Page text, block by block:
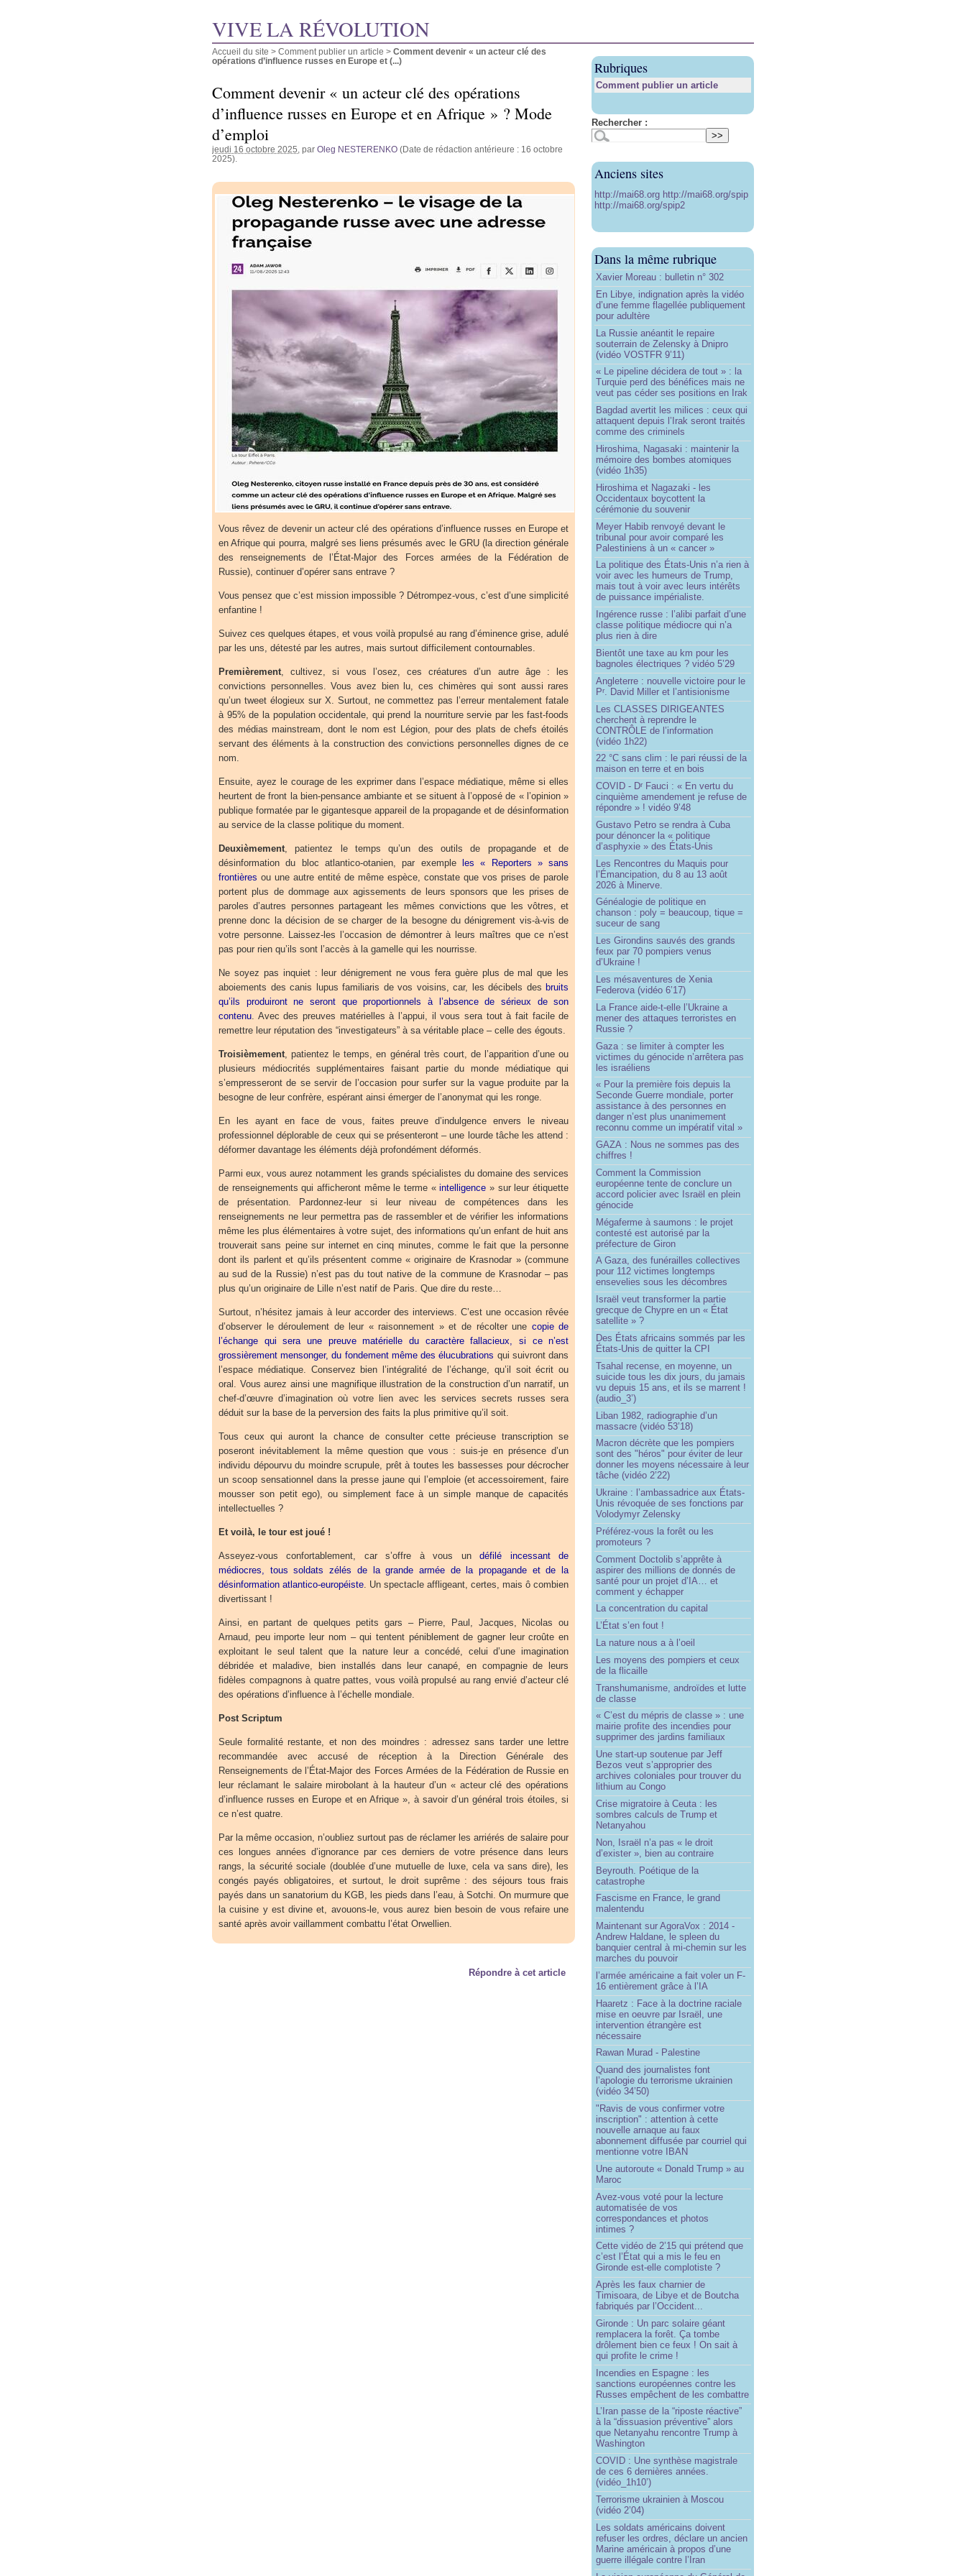
VIVE LA RÉVOLUTION
Accueil du site > Comment publier un article > Comment devenir « un acteur clé des
opérations d’influence russes en Europe et (...)
Comment devenir « un acteur clé des opérations
d’influence russes en Europe et en Afrique » ? Mode
d’emploi
jeudi 16 octobre 2025 , par Oleg NESTERENKO (Date de rédaction antérieure : 16 octobre
2025).
Vous rêvez de devenir un acteur clé des opérations d’influence russes en Europe et
en Afrique qui pourra, malgré ses liens présumés avec le GRU (la direction générale
des renseignements de l’État-Major des Forces armées de la Fédération de
Russie), continuer d’opérer sans entrave ?
Vous pensez que c’est mission impossible ? Détrompez-vous, c’est d’une simplicité
enfantine !
Suivez ces quelques étapes, et vous voilà propulsé au rang d’éminence grise, adulé
par les uns, détesté par les autres, mais surtout difficilement contournables.
Premièrement, cultivez, si vous l’osez, ces créatures d’un autre âge : les
convictions personnelles. Vous avez bien lu, ces chimères qui sont aussi rares
qu’un tweet élogieux sur X. Surtout, ne commettez pas l’erreur mentalement fatale
à 95% de la population occidentale, qui prend la nourriture servie par les fast-foods
des médias mainstream, dont le nom est Légion, pour des plats de chefs étoilés
servant des éléments à la construction des convictions personnelles dignes de ce
nom.
Ensuite, ayez le courage de les exprimer dans l’espace médiatique, même si elles
heurtent de front la bien-pensance ambiante et se situent à l’opposé de « l’opinion »
publique formatée par le gigantesque appareil de la propagande et de désinformation
au service de la classe politique du moment.
Deuxièmement, patientez le temps qu’un des outils de propagande et de
désinformation du bloc atlantico-otanien, par exemple
les « Reporters » sans
frontières ou une autre entité de même espèce, constate que vos prises de parole
portent plus de dommage aux agissements de leurs sponsors que les prises de
paroles d’autres personnes partageant les mêmes convictions que les vôtres, et
prenne donc la décision de se charger de la besogne du dénigrement vis-à-vis de
votre personne. Laissez-les l’occasion de démontrer à leurs maîtres que ce n’est
pas pour rien qu’ils sont l’accès à la gamelle qui les nourrisse.
Ne soyez pas inquiet : leur dénigrement ne vous fera guère plus de mal que les
aboiements des canis lupus familiaris de vos voisins, car, les décibels des bruits
qu’ils produiront ne seront que proportionnels à l’absence de sérieux de son
contenu. Avec des preuves matérielles à l’appui, il vous sera tout à fait facile de
remettre leur réputation des “investigateurs” à sa véritable place – celle des égouts.
Troisièmement, patientez le temps, en général très court, de l’apparition d’une ou
plusieurs médiocrités supplémentaires faisant partie du monde médiatique qui
s’empresseront de se servir de l’occasion pour surfer sur la vague produite par la
besogne de leur confrère, espérant ainsi émerger de l’anonymat qui les ronge.
En les ayant en face de vous, faites preuve d’indulgence envers le niveau
professionnel déplorable de ceux qui se présenteront – une lourde tâche les attend :
déformer davantage les éléments déjà profondément déformés.
Parmi eux, vous aurez notamment les grands spécialistes du domaine des services
de renseignements qui afficheront même le terme «intelligence » sur leur étiquette
de présentation. Pardonnez-leur si leur niveau de compétences dans les
renseignements ne leur permettra pas de rassembler et de vérifier les informations
même les plus élémentaires à votre sujet, des informations qu’un enfant de huit ans
trouverait sans peine sur internet en cinq minutes, comme le fait que la personne
dont ils parlent et qu’ils présentent comme « originaire de Krasnodar » (commune
au sud de la Russie) n’est pas du tout native de la commune de Krasnodar – pas
plus qu’un originaire de Lille n’est natif de Paris. Que dire du reste…
Surtout, n’hésitez jamais à leur accorder des interviews. C’est une occasion rêvée
d’observer le déroulement de leur « raisonnement » et de récolter une copie de
l’échange qui sera une preuve matérielle du caractère fallacieux, si ce n’est
grossièrement mensonger, du fondement même des élucubrations qui suivront dans
l’espace médiatique. Conservez bien l’intégralité de l’échange, qu’il soit écrit ou
oral. Vous aurez ainsi une magnifique illustration de la construction d’un narratif, un
chef-d’œuvre d’imagination où votre lien avec les services secrets russes sera
déduit sur la base de la perversion des faits la plus primitive qu’il soit.
Tous ceux qui auront la chance de consulter cette précieuse transcription se
poseront inévitablement la même question que vous : suis-je en présence d’un
individu dépourvu du moindre scrupule, prêt à toutes les bassesses pour décrocher
un scoop sensationnel dans la presse jaune qui l’emploie (et accessoirement, faire
mousser son petit ego), ou simplement face à un simple manque de capacités
intellectuelles ?
Et voilà, le tour est joué !
Asseyez-vous confortablement, car s’offre à vous undéfilé incessant de
médiocres, tous soldats zélés de la grande armée de la propagande et de la
désinformation atlantico-européiste. Un spectacle affligeant, certes, mais ô combien
divertissant !
Ainsi, en partant de quelques petits gars – Pierre, Paul, Jacques, Nicolas ou
Arnaud, peu importe leur nom – qui tentent péniblement de gagner leur croûte en
exploitant le seul talent que la nature leur a concédé, celui d’une imagination
débridée et maladive, bien installés dans leur canapé, en compagnie de leurs
fidèles compagnons à quatre pattes, vous voilà propulsé au rang envié d’acteur clé
des opérations d’influence à l’échelle mondiale.
Post Scriptum
Seule formalité restante, et non des moindres : adressez sans tarder une lettre
recommandée avec accusé de réception à la Direction Générale des
Renseignements de l’État-Major des Forces Armées de la Fédération de Russie en
leur réclamant le salaire mirobolant à la hauteur d’un « acteur clé des opérations
d’influence russes en Europe et en Afrique », à savoir d’un général trois étoiles, si
ce n’est quatre.
Par la même occasion, n’oubliez surtout pas de réclamer les arriérés de salaire pour
ces longues années d’ignorance par ces derniers de votre présence dans leurs
rangs, la sécurité sociale (doublée d’une mutuelle de luxe, cela va sans dire), les
congés payés obligatoires, et surtout, le droit suprême : des séjours tous frais
payés dans un sanatorium du KGB, les pieds dans l’eau, à Sotchi. On murmure que
la cuisine y est divine et, avouons-le, vous aurez bien besoin de vous refaire une
santé après avoir vaillamment combattu l’état Orwellien.
Répondre à cet article
Rubriques
Comment publier un article
Rechercher :
Anciens sites
http://mai68.org http://mai68.org/spip
http://mai68.org/spip2
Dans la même rubrique
Xavier Moreau : bulletin n° 302
En Libye, indignation après la vidéo
d’une femme flagellée publiquement
pour adultère
La Russie anéantit le repaire
souterrain de Zelensky à Dnipro
(vidéo VOSTFR 9’11)
« Le pipeline décidera de tout » : la
Turquie perd des bénéfices mais ne
veut pas céder ses positions en Irak
Bagdad avertit les milices : ceux qui
attaquent depuis l’Irak seront traités
comme des criminels
Hiroshima, Nagasaki : maintenir la
mémoire des bombes atomiques
(vidéo 1h35)
Hiroshima et Nagazaki - les
Occidentaux boycottent la
cérémonie du souvenir
Meyer Habib renvoyé devant le
tribunal pour avoir comparé les
Palestiniens à un « cancer »
La politique des États-Unis n’a rien à
voir avec les humeurs de Trump,
mais tout à voir avec leurs intérêts
de puissance impérialiste.
Ingérence russe : l’alibi parfait d’une
classe politique médiocre qui n’a
plus rien à dire
Bientôt une taxe au km pour les
bagnoles électriques ? vidéo 5’29
Angleterre : nouvelle victoire pour le
Pr
. David Miller et l’antisionisme
Les CLASSES DIRIGEANTES
cherchent à reprendre le
CONTRÔLE de l’information
(vidéo 1h22)
22 °C sans clim : le pari réussi de la
maison en terre et en bois
COVID - Dr Fauci : « En vertu du
cinquième amendement je refuse de
répondre » ! vidéo 9’48
Gustavo Petro se rendra à Cuba
pour dénoncer la « politique
d’asphyxie » des États-Unis
Les Rencontres du Maquis pour
l’Émancipation, du 8 au 13 août
2026 à Minerve.
Généalogie de politique en
chanson : poly = beaucoup, tique =
suceur de sang
Les Girondins sauvés des grands
feux par 70 pompiers venus
d’Ukraine !
Les mésaventures de Xenia
Federova (vidéo 6’17)
La France aide-t-elle l’Ukraine a
mener des attaques terroristes en
Russie ?
Gaza : se limiter à compter les
victimes du génocide n’arrêtera pas
les israéliens
« Pour la première fois depuis la
Seconde Guerre mondiale, porter
assistance à des personnes en
danger n’est plus unanimement
reconnu comme un impératif vital »
GAZA : Nous ne sommes pas des
chiffres !
Comment la Commission
européenne tente de conclure un
accord policier avec Israël en plein
génocide
Mégaferme à saumons : le projet
contesté est autorisé par la
préfecture de Giron
A Gaza, des funérailles collectives
pour 112 victimes longtemps
ensevelies sous les décombres
Israël veut transformer la partie
grecque de Chypre en un « État
satellite » ?
Des États africains sommés par les
États-Unis de quitter la CPI
Tsahal recense, en moyenne, un
suicide tous les dix jours, du jamais
vu depuis 15 ans, et ils se marrent !
(audio_3’)
Liban 1982, radiographie d’un
massacre (vidéo 53’18)
Macron décrète que les pompiers
sont des "héros" pour éviter de leur
donner les moyens nécessaire à leur
tâche (vidéo 2’22)
Ukraine : l’ambassadrice aux États-
Unis révoquée de ses fonctions par
Volodymyr Zelensky
Préférez-vous la forêt ou les
promoteurs ?
Comment Doctolib s’apprête à
aspirer des millions de donnés de
santé pour un projet d’IA… et
comment y échapper
La concentration du capital
L’État s’en fout !
La nature nous a à l’oeil
Les moyens des pompiers et ceux
de la flicaille
Transhumanisme, androïdes et lutte
de classe
« C’est du mépris de classe » : une
mairie profite des incendies pour
supprimer des jardins familiaux
Une start-up soutenue par Jeff
Bezos veut s’approprier des
archives coloniales pour trouver du
lithium au Congo
Crise migratoire à Ceuta : les
sombres calculs de Trump et
Netanyahou
Non, Israël n’a pas « le droit
d’exister », bien au contraire
Beyrouth. Poétique de la
catastrophe
Fascisme en France, le grand
malentendu
Maintenant sur AgoraVox : 2014 -
Andrew Haldane, le spleen du
banquier central à mi-chemin sur les
marches du pouvoir
l’armée américaine a fait voler un F-
16 entièrement grâce à l’IA
Haaretz : Face à la doctrine raciale
mise en oeuvre par Israël, une
intervention étrangère est
nécessaire
Rawan Murad - Palestine
Quand des journalistes font
l’apologie du terrorisme ukrainien
(vidéo 34’50)
"Ravis de vous confirmer votre
inscription" : attention à cette
nouvelle arnaque au faux
abonnement diffusée par courriel qui
mentionne votre IBAN
Une autoroute « Donald Trump » au
Maroc
Avez-vous voté pour la lecture
automatisée de vos
correspondances et photos
intimes ?
Cette vidéo de 2’15 qui prétend que
c’est l’État qui a mis le feu en
Gironde est-elle complotiste ?
Après les faux charnier de
Timisoara, de Libye et de Boutcha
fabriqués par l’Occident...
Gironde : Un parc solaire géant
remplacera la forêt. Ça tombe
drôlement bien ce feux ! On sait à
qui profite le crime !
Incendies en Espagne : les
sanctions européennes contre les
Russes empêchent de les combattre
L’Iran passe de la “riposte réactive”
à la “dissuasion préventive” alors
que Netanyahu rencontre Trump à
Washington
COVID : Une synthèse magistrale
de ces 6 dernières années.
(vidéo_1h10’)
Terrorisme ukrainien à Moscou
(vidéo 2’04)
Les soldats américains doivent
refuser les ordres, déclare un ancien
Marine américain à propos d’une
guerre illégale contre l’Iran